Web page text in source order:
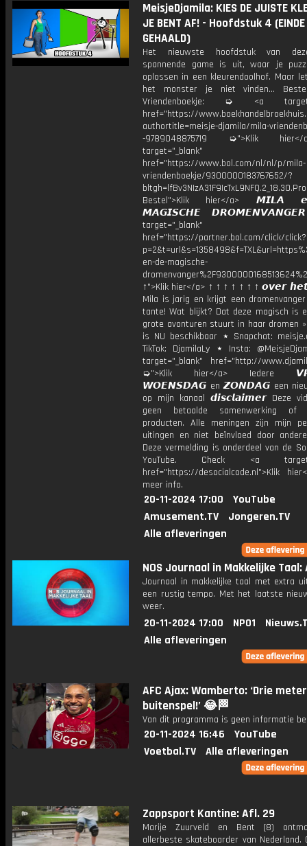
MeisjeDjamila: KIES DE JUISTE
JE BENT AF! - Hoofdstuk 4 (EINDE
GEHAALD)
Het nieuwste hoofdstuk van
spannende game is uit, waar je
oplossen in een kleurendoolhof. Maar
het monster je niet vinden...
Vriendenboekje: ➭ <a
href="https://
authortitle=meisje-djamila/mila-
-9789048875719 ➭">Klik
target="_blank"
href="https://www.bol.com/nl/nl/p/mila-
vriendenboekje/9300000183767652/?
Bestel">Klik hier</a>
𝙈𝘼𝙂𝙄𝙎𝘾𝙃𝙀
target="_blank"
href="https://partner.bol.com/click/click?
en-de-magische-
↑">Klik hier</a> ↑ ↑ ↑ ↑ ↑ ↑ ↑ 𝙤𝙫𝙚𝙧
Mila is jarig en krijgt een
tante! Wat blijkt? Dat deze magisch is
grote avonturen stuurt in haar dromen
is NU beschikbaar ⋆ Snapchat:
TikTok: DjamilaLy ⋆ Insta:
target="_blank" href="http://
➭">Klik hier</a> Iedere
𝙒𝙊𝙀𝙉𝙎𝘿𝘼𝙂 en 𝙕𝙊𝙉𝘿𝘼𝙂 een
op mijn kanaal 𝙙𝙞𝙨𝙘𝙡𝙖𝙞𝙢𝙚𝙧 Deze
geen betaalde samenwerking of
producten. Alle meningen zijn mijn
uitingen en niet beïnvloed door
Deze vermelding is onderdeel van de
YouTube. Check <a
href="https://desocialcode.nl">Klik
meer info.
20-11-2024 17:00
YouTube
Amusement.TV
Jongeren.TV
Alle afleveringen
NOS Journaal in Makkelijke
Journaal in makkelijke taal met extra
een rustig tempo. Met het laatste
weer.
20-11-2024 17:00 NPO1
Alle afleveringen
AFC Ajax: Wamberto: ‘Drie meter
buitenspel!’ 😂🏁
Van dit programma is geen informatie
20-11-2024 16:46
YouTube
Voetbal.TV
Alle afleveringen
Zappsport Kantine: Afl. 29
Marije Zuurveld en Bent (8)
allerbeste skateboarder van Nederland.